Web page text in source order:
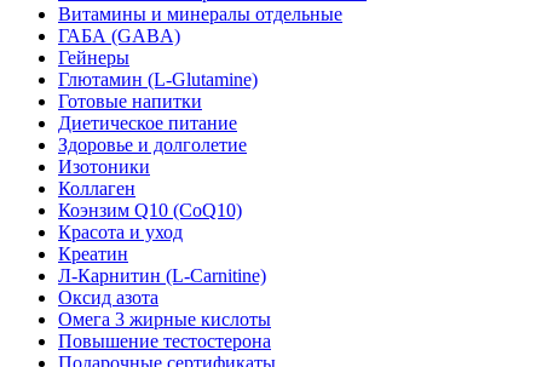
Витамины и минералы отдельные
ГАБА (GABA)
Гейнеры
Глютамин (L-Glutamine)
Готовые напитки
Диетическое питание
Здоровье и долголетие
Изотоники
Коллаген
Коэнзим Q10 (CoQ10)
Красота и уход
Креатин
Л-Карнитин (L-Сarnitine)
Оксид азота
Омега 3 жирные кислоты
Повышение тестостерона
Подарочные сертификаты